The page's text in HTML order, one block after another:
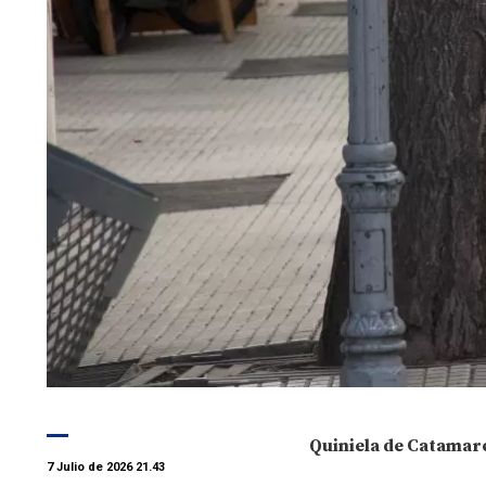
7 Julio de 2026 21.43
Quiniela de